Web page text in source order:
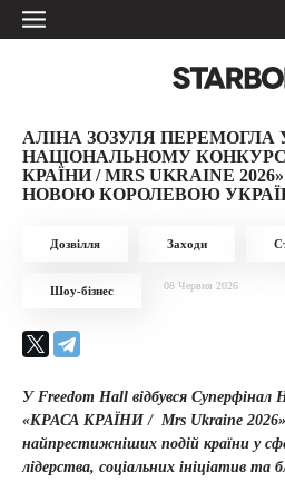
АЛІНА ЗОЗУЛЯ ПЕРЕМОГЛА
НАЦІОНАЛЬНОМУ
КРАЇНИ / MRS UKRAINE
НОВОЮ КОРОЛЕВОЮ
Дозвілля Заходи
Шоу-бізнес 08 Червня 2026
У Freedom Hall відбувся Суперфінал
«КРАСА КРАЇНИ / Mrs Ukraine
найпрестижніших подій країни у
лідерства, соціальних ініціатив та